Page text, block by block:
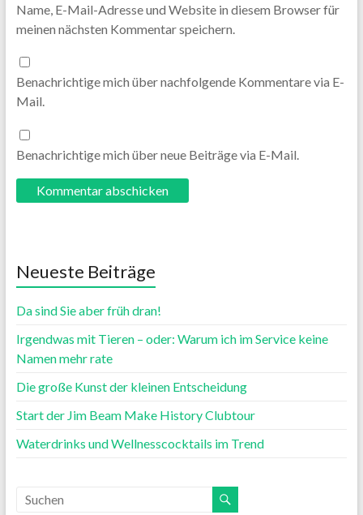
Name, E-Mail-Adresse und Website in diesem Browser für
meinen nächsten Kommentar speichern.
Benachrichtige mich über nachfolgende Kommentare via E-
Mail.
Benachrichtige mich über neue Beiträge via E-Mail.
Neueste Beiträge
Da sind Sie aber früh dran!
Irgendwas mit Tieren – oder: Warum ich im Service keine
Namen mehr rate
Die große Kunst der kleinen Entscheidung
Start der Jim Beam Make History Clubtour
Waterdrinks und Wellnesscocktails im Trend